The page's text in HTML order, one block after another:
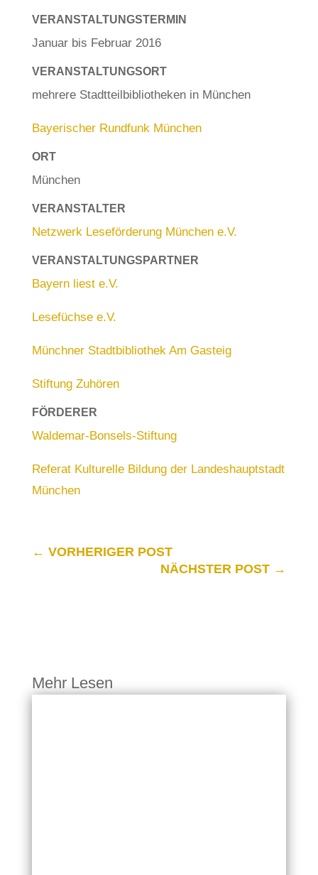
VERANSTALTUNGSTERMIN
Januar bis Februar 2016
VERANSTALTUNGSORT
mehrere Stadtteilbibliotheken in München
Bayerischer Rundfunk München
ORT
München
VERANSTALTER
Netzwerk Leseförderung München e.V.
VERANSTALTUNGSPARTNER
Bayern liest e.V.
Lesefüchse e.V.
Münchner Stadtbibliothek Am Gasteig
Stiftung Zuhören
FÖRDERER
Waldemar-Bonsels-Stiftung
Referat Kulturelle Bildung der Landeshauptstadt
München
← VORHERIGER POST
NÄCHSTER POST →
Mehr Lesen